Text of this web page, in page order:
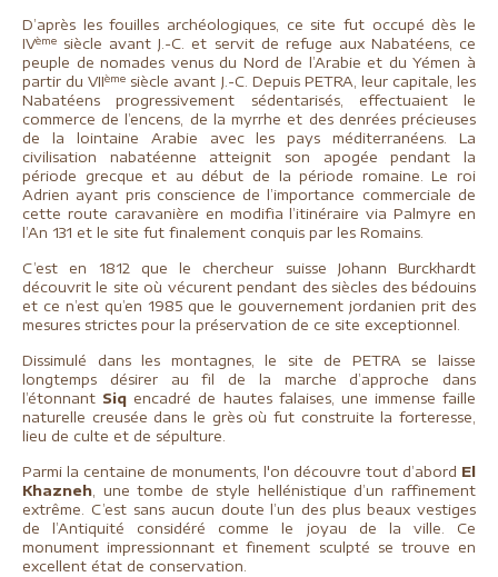
D’après les fouilles archéologiques, ce site fut occupé dès le
IVème siècle avant J.-C. et servit de refuge aux Nabatéens, ce
peuple de nomades venus du Nord de l’Arabie et du Yémen à
partir du VIIème siècle avant J.-C. Depuis PETRA, leur capitale, les
Nabatéens progressivement sédentarisés, effectuaient le
commerce de l’encens, de la myrrhe et des denrées précieuses
de la lointaine Arabie avec les pays méditerranéens. La
civilisation nabatéenne atteignit son apogée pendant la
période grecque et au début de la période romaine. Le roi
Adrien ayant pris conscience de l’importance commerciale de
cette route caravanière en modifia l’itinéraire via Palmyre en
l’An 131 et le site fut finalement conquis par les Romains.
C’est en 1812 que le chercheur suisse Johann Burckhardt
découvrit le site où vécurent pendant des siècles des bédouins
et ce n’est qu’en 1985 que le gouvernement jordanien prit des
mesures strictes pour la préservation de ce site exceptionnel.
Dissimulé dans les montagnes, le site de PETRA se laisse
longtemps désirer au fil de la marche d’approche dans
l’étonnant Siq encadré de hautes falaises, une immense faille
naturelle creusée dans le grès où fut construite la forteresse,
lieu de culte et de sépulture.
Parmi la centaine de monuments, l'on découvre tout d’abord El
Khazneh, une tombe de style hellénistique d’un raffinement
extrême. C’est sans aucun doute l’un des plus beaux vestiges
de l’Antiquité considéré comme le joyau de la ville. Ce
monument impressionnant et finement sculpté se trouve en
excellent état de conservation.